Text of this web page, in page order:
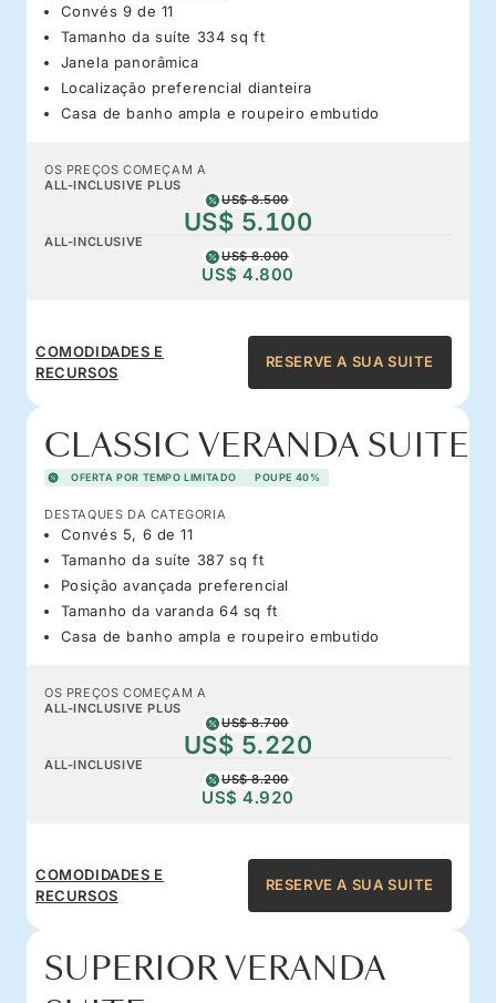
Convés 9 de 11
Tamanho da suíte 334 sq ft
Janela panorâmica
Localização preferencial dianteira
Casa de banho ampla e roupeiro embutido
OS PREÇOS COMEÇAM A
ALL-INCLUSIVE PLUS
US$ 8.500
US$ 5.100
ALL-INCLUSIVE
US$ 8.000
US$ 4.800
COMODIDADES E
RECURSOS
RESERVE A SUA SUITE
CLASSIC VERANDA SUITE
OFERTA POR TEMPO LIMITADO POUPE 40%
DESTAQUES DA CATEGORIA
Convés 5, 6 de 11
Tamanho da suíte 387 sq ft
Posição avançada preferencial
Tamanho da varanda 64 sq ft
Casa de banho ampla e roupeiro embutido
OS PREÇOS COMEÇAM A
ALL-INCLUSIVE PLUS
US$ 8.700
US$ 5.220
ALL-INCLUSIVE
US$ 8.200
US$ 4.920
COMODIDADES E
RECURSOS
RESERVE A SUA SUITE
SUPERIOR VERANDA